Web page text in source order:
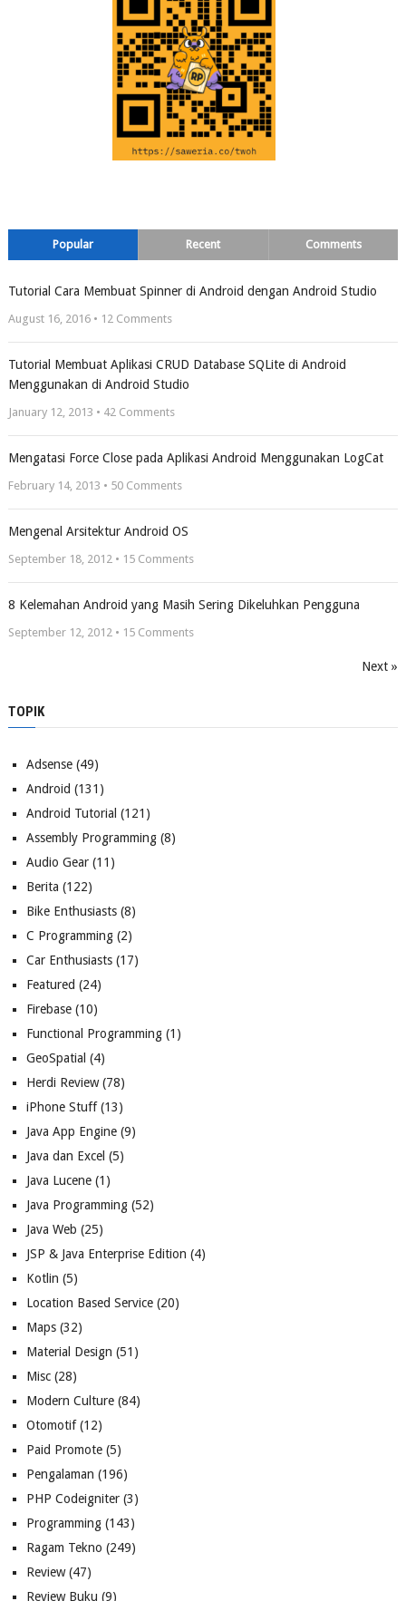
Popular Recent Comments
Tutorial Cara Membuat Spinner di Android dengan Android Studio
August 16, 2016 • 12Comments
Tutorial Membuat Aplikasi CRUD Database SQLite di Android
Menggunakan di Android Studio
January 12, 2013 • 42Comments
Mengatasi Force Close pada Aplikasi Android Menggunakan LogCat
February 14, 2013 • 50Comments
Mengenal Arsitektur Android OS
September 18, 2012 • 15Comments
8 Kelemahan Android yang Masih Sering Dikeluhkan Pengguna
September 12, 2012 • 15Comments
Next »
TOPIK
Adsense(49)
Android (131)
Android Tutorial (121)
Assembly Programming(8)
Audio Gear(11)
Berita (122)
Bike Enthusiasts(8)
C Programming(2)
Car Enthusiasts(17)
Featured (24)
Firebase(10)
Functional Programming(1)
GeoSpatial (4)
Herdi Review(78)
iPhone Stuff(13)
Java App Engine(9)
Java dan Excel (5)
Java Lucene(1)
Java Programming(52)
Java Web (25)
JSP & Java Enterprise Edition (4)
Kotlin (5)
Location Based Service(20)
Maps(32)
Material Design (51)
Misc(28)
Modern Culture(84)
Otomotif(12)
Paid Promote(5)
Pengalaman (196)
PHP Codeigniter(3)
Programming(143)
Ragam Tekno (249)
Review(47)
Review Buku (9)